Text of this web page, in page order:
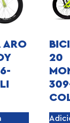
ARO
20